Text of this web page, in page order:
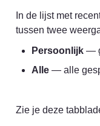
In de lijst met
tussen twee
Persoonlijk —
Alle — alle
Zie je deze